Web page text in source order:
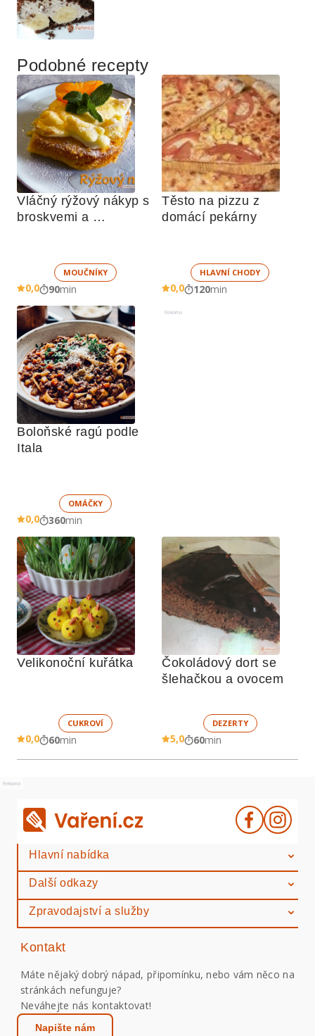
Podobné recepty
Vláčný rýžový nákyp s
broskvemi a
MOUČNÍKY
0,0 90min
Těsto na pizzu z
domácí pekárny
HLAVNÍ CHODY
0,0 120min
Boloňské ragú podle
Itala
OMÁČKY
0,0 360min
Reklama
Velikonoční kuřátka
CUKROVÍ
0,0 60min
Čokoládový dort se
šlehačkou a ovocem
DEZERTY
5,0 60min
Reklama
Hlavní nabídka
Další odkazy
Zpravodajství a služby
Kontakt
Máte nějaký dobrý nápad, připomínku, nebo vám něco na
stránkách nefunguje?
Neváhejte nás kontaktovat!
Napište nám